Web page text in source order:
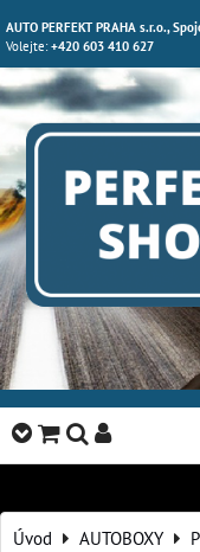
AUTO PERFEKT PRAHA s.r.o.,
Volejte:+420 603 410 627
Úvod AUTOBOXY